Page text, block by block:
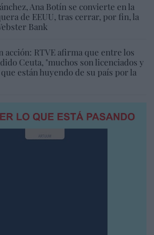
Ana Botín se convierte en la
de EEUU, tras cerrar, por fin, la
Bank
acción: RTVE afirma que entre los
Ceuta, "muchos son licenciados y
están huyendo de su país por la